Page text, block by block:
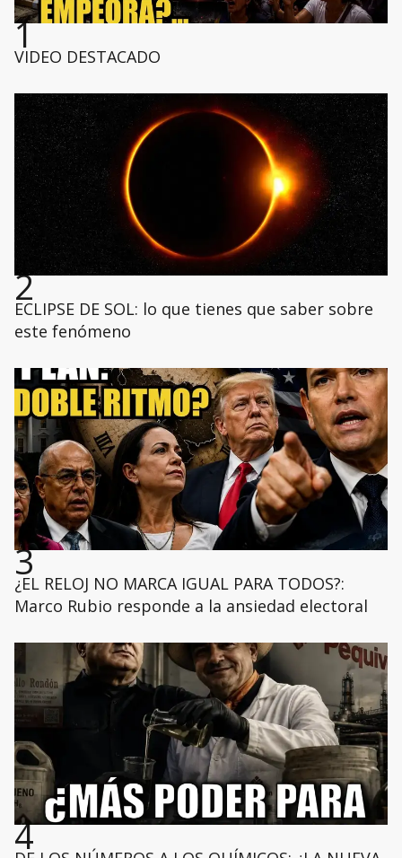
1
VIDEO DESTACADO
2
ECLIPSE DE SOL: lo que tienes que saber sobre
este fenómeno
3
¿EL RELOJ NO MARCA IGUAL PARA TODOS?:
Marco Rubio responde a la ansiedad electoral
4